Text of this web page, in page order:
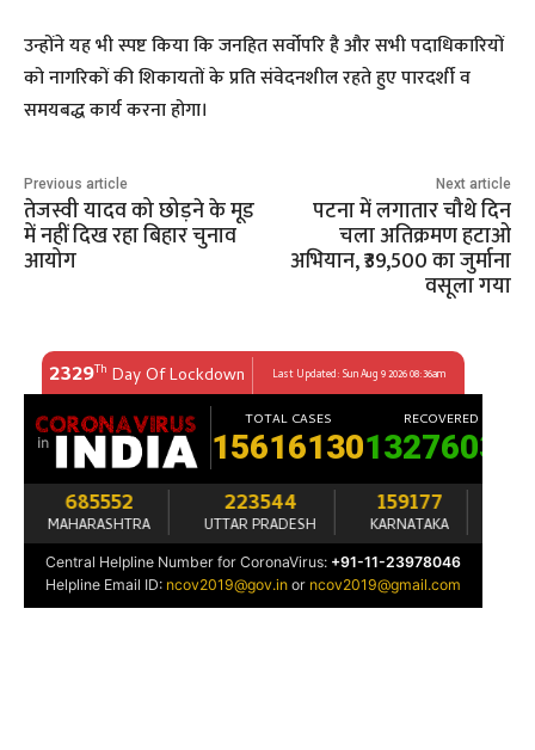
उन्होंने यह भी स्पष्ट किया कि जनहित सर्वोपरि है और सभी पदाधिकारियों
को नागरिकों की शिकायतों के प्रति संवेदनशील रहते हुए पारदर्शी व
समयबद्ध कार्य करना होगा।
Previous article
तेजस्वी यादव को छोड़ने के मूड
में नहीं दिख रहा बिहार चुनाव
आयोग
Next article
पटना में लगातार चौथे दिन
चला अतिक्रमण हटाओ
अभियान, ₹39,500 का जुर्माना
वसूला गया